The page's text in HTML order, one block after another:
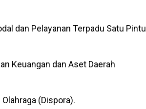
dan Pelayanan Terpadu Satu Pintu
Keuangan dan Aset Daerah
(Dispora).